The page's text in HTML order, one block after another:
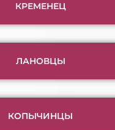
КРЕМЕНЕЦ
ЛАНОВЦЫ
КОПЫЧИНЦЫ